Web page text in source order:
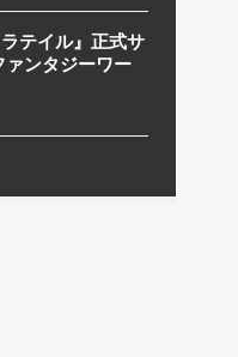
テイル』正式サ
ァンタジーワー